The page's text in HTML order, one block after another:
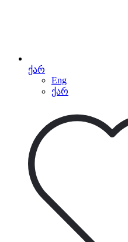
ქარ
Eng
ქარ